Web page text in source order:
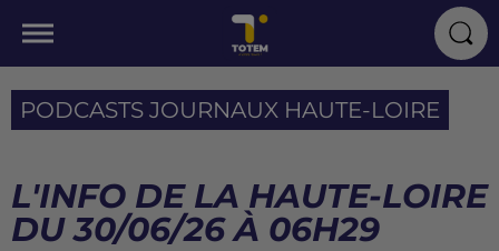
PODCASTS JOURNAUX HAUTE-LOIRE
L'INFO DE LA HAUTE-LOIRE
DU 30/06/26 À 06H29